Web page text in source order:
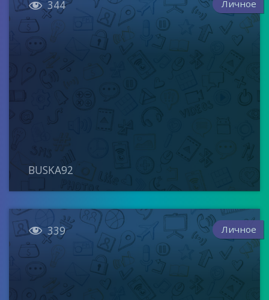
 344 Личное
BUSKA92
 339 Личное